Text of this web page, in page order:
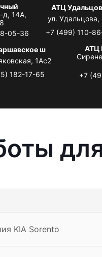
д, 14А,
05-36
АТЦ
ул. Удальцова,
+7 (499) 110-
ш
1Ас2
182-17-65
АТЦ
+7
KIA Sorento